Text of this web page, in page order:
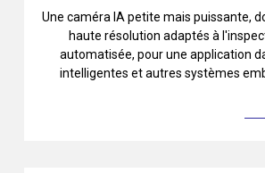
Une caméra IA petite mais puissante,
haute résolution adaptés à
automatisée, pour une application
intelligentes et autres systèmes